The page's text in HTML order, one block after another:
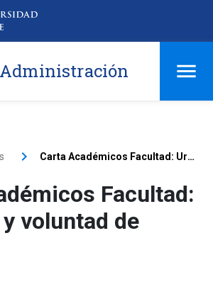
Administración
Carta Académicos Facultad: Urgencia y voluntad de diálogo
Facultad:
voluntad de